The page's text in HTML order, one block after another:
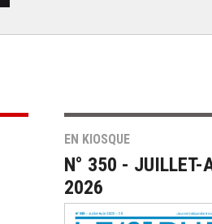
EN KIOSQUE
N° 350 - JUILLET-
2026